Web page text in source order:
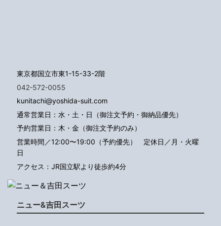
東京都国立市東1-15-33-2階
042-572-0055
kunitachi@yoshida-suit.com
通常営業日：水・土・日（御注文予約・御納品優先）
予約営業日：木・金（御注文予約のみ）
営業時間／12:00〜19:00（予約優先） 定休日／月・火曜
日
アクセス：JR国立駅より徒歩約4分
ニュー&吉田スーツ